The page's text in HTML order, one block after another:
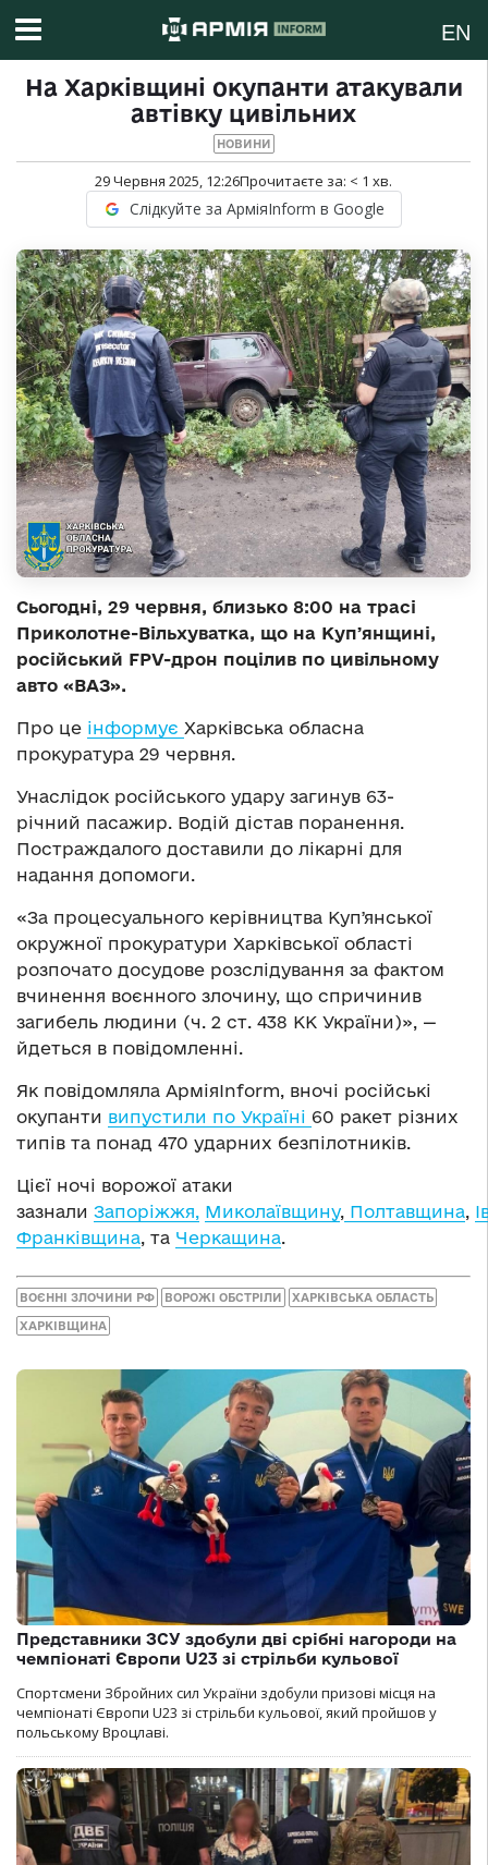
EN
На Харківщині окупанти атакували
автівку цивільних
НОВИНИ
29 Червня 2025, 12:26Прочитаєте за: < 1 хв.
Слідкуйте за АрміяInform в Google
Сьогодні, 29 червня, близько 8:00 на трасі
Приколотне-Вільхуватка, що на Купʼянщині,
російський FPV-дрон поцілив по цивільному
авто «ВАЗ».
Про це інформує Харківська обласна
прокуратура 29 червня.
Унаслідок російського удару загинув 63-
річний пасажир. Водій дістав поранення.
Постраждалого доставили до лікарні для
надання допомоги.
«За процесуального керівництва Купʼянської
окружної прокуратури Харківської області
розпочато досудове розслідування за фактом
вчинення воєнного злочину, що спричинив
загибель людини (ч. 2 ст. 438 КК України)», —
йдеться в повідомленні.
Як повідомляла АрміяInform, вночі російські
окупанти випустили по Україні 60 ракет різних
типів та понад 470 ударних безпілотників.
Цієї ночі ворожої атаки
зазнали Запоріжжя, Миколаївщину, Полтавщина,
Франківщина, та Черкащина.
ВОЄННІ ЗЛОЧИНИ РФ ВОРОЖІ ОБСТРІЛИ ХАРКІВСЬКА ОБЛАСТЬ
ХАРКІВЩИНА
Представники ЗСУ здобули дві срібні нагороди на
чемпіонаті Європи U23 зі стрільби кульової
Спортсмени Збройних сил України здобули призові місця на
чемпіонаті Європи U23 зі стрільби кульової, який пройшов у
польському Вроцлаві.